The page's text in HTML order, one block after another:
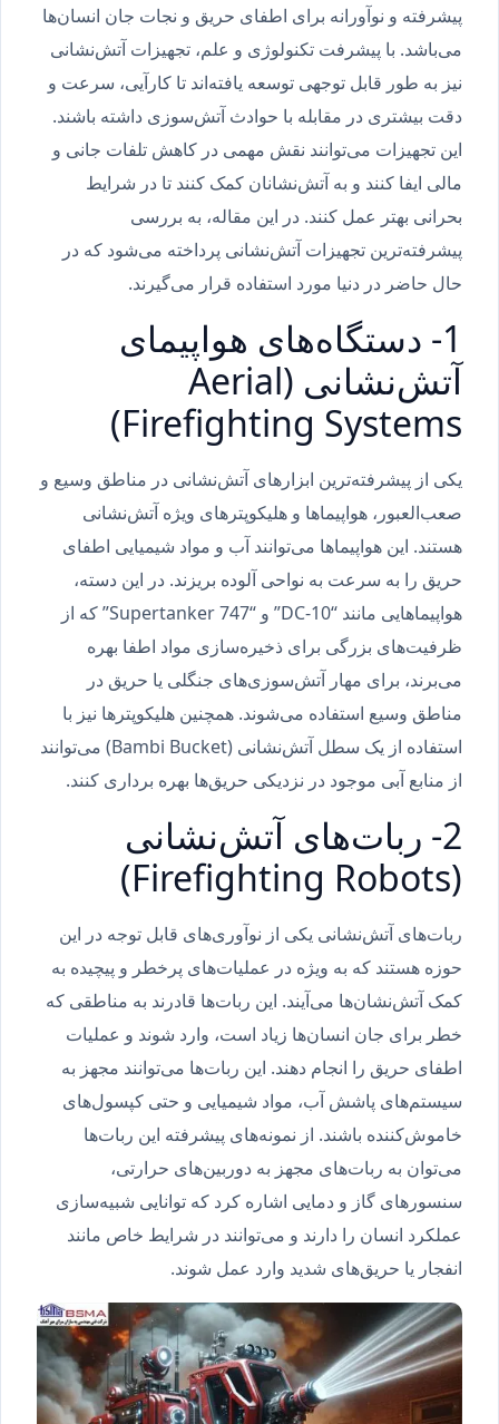
پیشرفته و نوآورانه برای اطفای حریق و نجات جان انسان‌ها
می‌باشد. با پیشرفت تکنولوژی و علم، تجهیزات آتش‌نشانی
نیز به طور قابل توجهی توسعه یافته‌اند تا کارآیی، سرعت و
دقت بیشتری در مقابله با حوادث آتش‌سوزی داشته باشند.
این تجهیزات می‌توانند نقش مهمی در کاهش تلفات جانی و
مالی ایفا کنند و به آتش‌نشانان کمک کنند تا در شرایط
بحرانی بهتر عمل کنند. در این مقاله، به بررسی
پیشرفته‌ترین تجهیزات آتش‌نشانی پرداخته می‌شود که در
حال حاضر در دنیا مورد استفاده قرار می‌گیرند.
1- دستگاه‌های هواپیمای
آتش‌نشانی (Aerial
Firefighting Systems)
یکی از پیشرفته‌ترین ابزارهای آتش‌نشانی در مناطق وسیع و
صعب‌العبور، هواپیماها و هلیکوپترهای ویژه آتش‌نشانی
هستند. این هواپیماها می‌توانند آب و مواد شیمیایی اطفای
حریق را به سرعت به نواحی آلوده بریزند. در این دسته،
هواپیماهایی مانند “DC-10” و “747 Supertanker” که از
ظرفیت‌های بزرگی برای ذخیره‌سازی مواد اطفا بهره‌
می‌برند، برای مهار آتش‌سوزی‌های جنگلی یا حریق در
مناطق وسیع استفاده می‌شوند. همچنین هلیکوپترها نیز با
استفاده از یک سطل آتش‌نشانی (Bambi Bucket) می‌توانند
از منابع آبی موجود در نزدیکی حریق‌ها بهره برداری کنند.
2- ربات‌های آتش‌نشانی
(Firefighting Robots)
ربات‌های آتش‌نشانی یکی از نوآوری‌های قابل توجه در این
حوزه هستند که به ویژه در عملیات‌های پرخطر و پیچیده به
کمک آتش‌نشان‌ها می‌آیند. این ربات‌ها قادرند به مناطقی که
خطر برای جان انسان‌ها زیاد است، وارد شوند و عملیات
اطفای حریق را انجام دهند. این ربات‌ها می‌توانند مجهز به
سیستم‌های پاشش آب، مواد شیمیایی و حتی کپسول‌های
خاموش‌کننده باشند. از نمونه‌های پیشرفته این ربات‌ها
می‌توان به ربات‌های مجهز به دوربین‌های حرارتی،
سنسورهای گاز و دمایی اشاره کرد که توانایی شبیه‌سازی
عملکرد انسان را دارند و می‌توانند در شرایط خاص مانند
انفجار یا حریق‌های شدید وارد عمل شوند.